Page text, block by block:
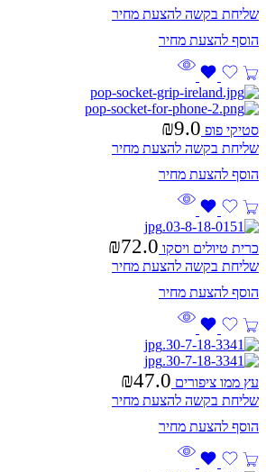
שליחת בקשה להצעת מחיר
סטיקי פופ ₪9.0
שליחת בקשה להצעת מחיר
כרית טיולים ויסקו ₪72.0
שליחת בקשה להצעת מחיר
עץ ממו ציפורים ₪47.0
שליחת בקשה להצעת מחיר